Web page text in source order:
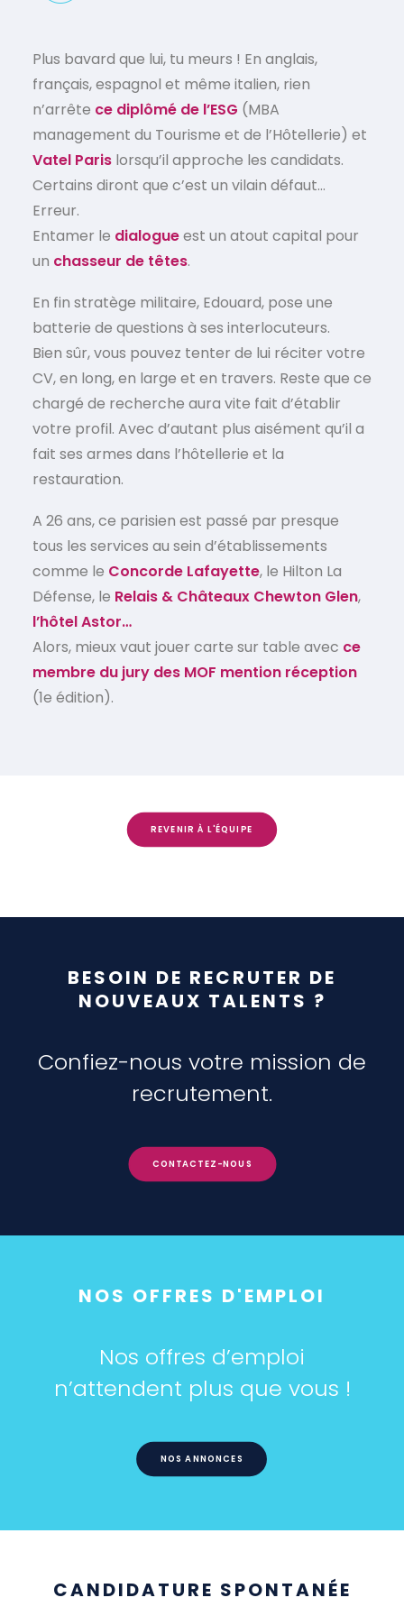
Plus bavard que lui, tu meurs ! En anglais,
français, espagnol et même italien, rien
n’arrête ce diplômé de l’ESG (MBA
management du Tourisme et de l’Hôtellerie) et
Vatel Paris lorsqu’il approche les candidats.
Certains diront que c’est un vilain défaut…
Erreur.
Entamer le dialogueest un atout capital pour
un chasseur de têtes.
En fin stratège militaire, Edouard, pose une
batterie de questions à ses interlocuteurs.
Bien sûr, vous pouvez tenter de lui réciter votre
CV, en long, en large et en travers. Reste que ce
chargé de recherche aura vite fait d’établir
votre profil. Avec d’autant plus aisément qu’il a
fait ses armes dans l’hôtellerie et la
restauration.
A 26 ans, ce parisien est passé par presque
tous les services au sein d’établissements
comme le Concorde Lafayette, le Hilton La
Défense, le Relais & Châteaux Chewton Glen,
l’hôtel Astor…
Alors, mieux vaut jouer carte sur table avec ce
membre du jury des MOF mention réception
(1e édition).
REVENIR À L'ÉQUIPE
BESOIN DE RECRUTER DE
NOUVEAUX TALENTS ?
Confiez-nous votre mission de
recrutement.
CONTACTEZ-NOUS
NOS OFFRES D'EMPLOI
Nos offres d’emploi
n’attendent plus que vous !
NOS ANNONCES
CANDIDATURE SPONTANÉE